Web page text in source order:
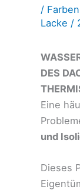
/
Lacke /
DES
Eine
und
Dieses